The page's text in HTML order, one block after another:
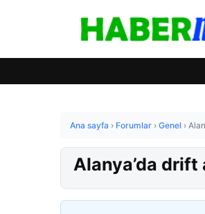
Ana sayfa › Forumlar › Genel ›
Alanya’da